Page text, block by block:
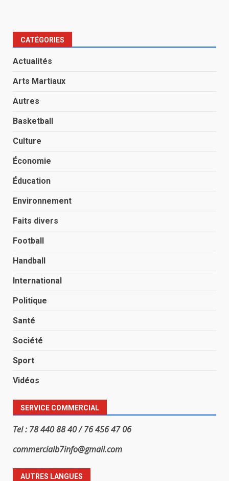
CATÉGORIES
Actualités
Arts Martiaux
Autres
Basketball
Culture
Économie
Éducation
Environnement
Faits divers
Football
Handball
International
Politique
Santé
Société
Sport
Vidéos
SERVICE COMMERCIAL
Tel : 78 440 88 40 / 76 456 47 06
commercialb7info@gmail.com
AUTRES LANGUES